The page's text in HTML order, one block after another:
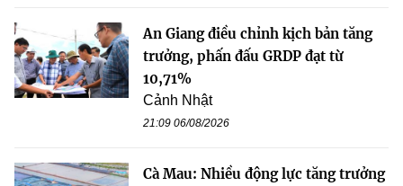
An Giang điều chỉnh kịch bản tăng
trưởng, phấn đấu GRDP đạt từ
10,71%
Cảnh Nhật
21:09 06/08/2026
Cà Mau: Nhiều động lực tăng trưởng